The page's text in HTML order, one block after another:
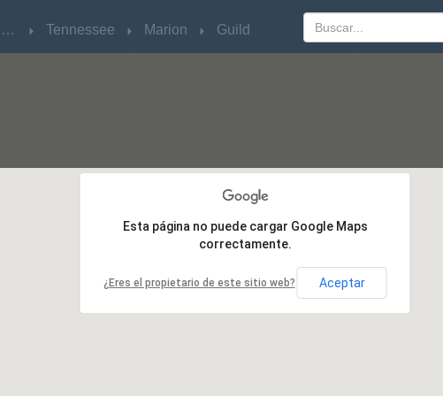
Estados Unidos Tennessee Marion Guild
Esta página no puede cargar Google Maps
correctamente.
¿Eres el propietario de este sitio web? Aceptar
Esta página no puede cargar Google Maps
correctamente.
¿Eres el propietario de este sitio web? Aceptar
Estados Unidos Tennessee Marion Guild